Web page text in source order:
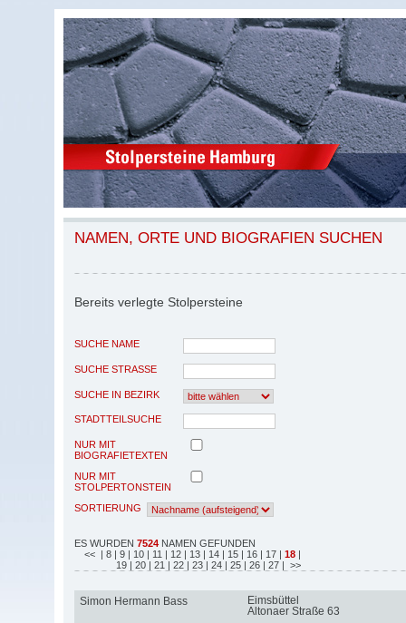
NAMEN, ORTE UND BIOGRAFIEN SUCHEN
Bereits verlegte Stolpersteine
SUCHE NAME
SUCHE STRASSE
SUCHE IN BEZIRK
STADTTEILSUCHE
NUR MIT
BIOGRAFIETEXTEN
NUR MIT
STOLPERTONSTEIN
SORTIERUNG
ES WURDEN 7524 NAMEN GEFUNDEN
<< | 8 | 9 | 10 | 11 | 12 | 13 | 14 | 15 | 16 | 17 | 18 |
19 | 20 | 21 | 22 | 23 | 24 | 25 | 26 | 27 | >>
Simon Hermann Bass
Eimsbüttel
Altonaer Straße 63